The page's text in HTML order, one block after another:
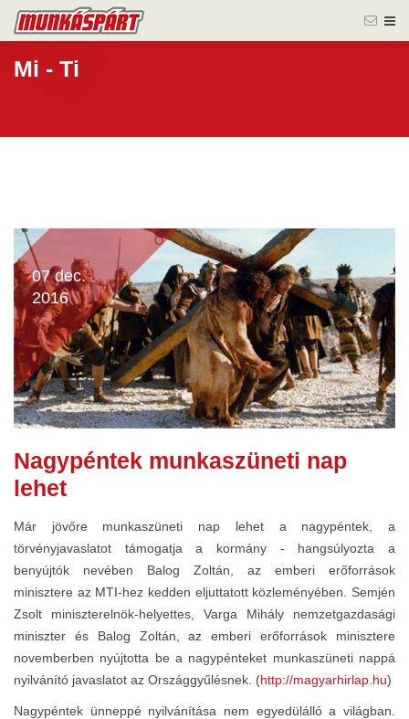
Mi - Ti
07 dec.
2016
Nagypéntek munkaszüneti nap
lehet
Már jövőre munkaszüneti nap lehet a nagypéntek, a
törvényjavaslatot támogatja a kormány - hangsúlyozta a
benyújtók nevében Balog Zoltán, az emberi erőforrások
minisztere az MTI-hez kedden eljuttatott közleményében. Semjén
Zsolt miniszterelnök-helyettes, Varga Mihály nemzetgazdasági
miniszter és Balog Zoltán, az emberi erőforrások minisztere
novemberben nyújtotta be a nagypénteket munkaszüneti nappá
nyilvánító javaslatot az Országgyűlésnek. (http://magyarhirlap.hu)
Nagypéntek ünneppé nyilvánítása nem egyedülálló a világban.